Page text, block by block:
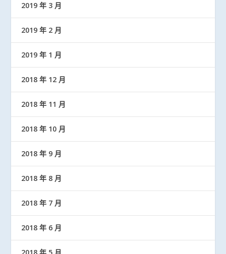
2019 年 3 月
2019 年 2 月
2019 年 1 月
2018 年 12 月
2018 年 11 月
2018 年 10 月
2018 年 9 月
2018 年 8 月
2018 年 7 月
2018 年 6 月